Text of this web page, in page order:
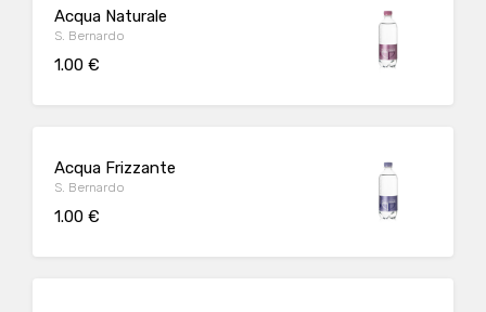
Acqua Naturale
S. Bernardo
1.00 €
Acqua Frizzante
S. Bernardo
1.00 €